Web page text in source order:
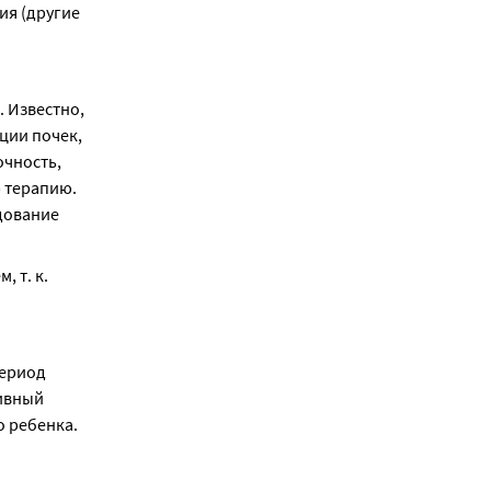
(другие
Известно,
почек,
терапию.
т. к.
ребенка.